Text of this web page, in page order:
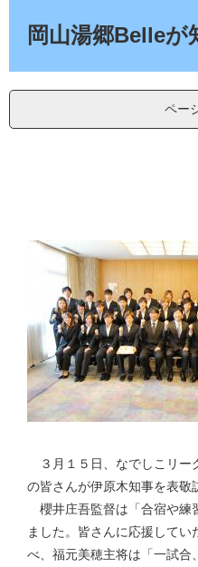
岡山湯郷Belleが
ペー
３月１５日、なでしこリー
の皆さんが伊原木知事を表敬
櫻井庄吾監督は「合宿や練
ました。皆さんに応援して
べ、福元美穂主将は「一試合